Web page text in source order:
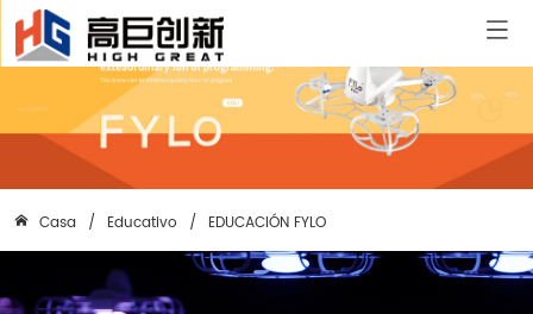
Casa / Educativo / EDUCACIÓN FYLO